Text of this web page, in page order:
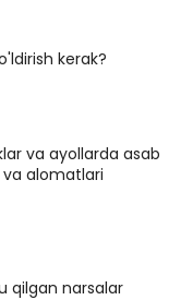
kerak?
va ayollarda asab
va alomatlari
qilgan narsalar